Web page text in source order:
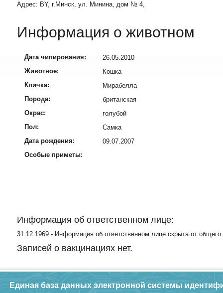
Адрес: BY, г.Минск, ул. Минина, дом № 4,
Информация о животном
Дата чипирования:
26.05.2010
Животное:
Кошка
Кличка:
Мирабелла
Порода:
британская
Окрас:
голубой
Пол:
Самка
Дата рождения:
09.07.2007
Особые приметы:
Информация об ответственном лице:
31.12.1969 - Информация об ответственном лице скрыта от общего
Записей о вакцинациях нет.
Единая база данных электронной системы